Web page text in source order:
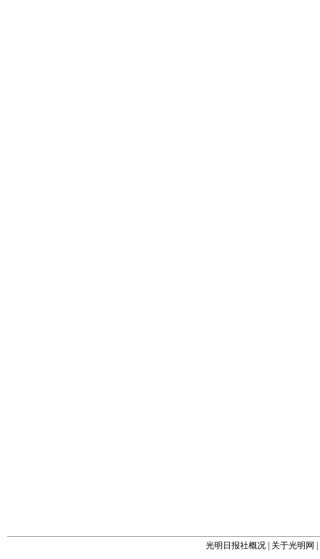
光明日报社概况 关于光明网